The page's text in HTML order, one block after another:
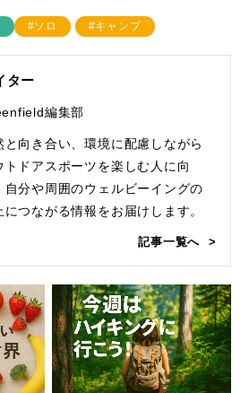
#ソロ #キャンプ
ター
編集部
と向き合い、環境に配慮しながら
トドアスポーツを楽しむ人に向
自分や周囲のウェルビーイングの
につながる情報をお届けします。
記事一覧へ